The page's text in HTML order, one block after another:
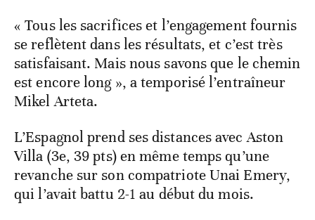
« Tous les sacrifices et l’engagement fournis
se reflètent dans les résultats, et c’est très
satisfaisant. Mais nous savons que le chemin
est encore long », a temporisé l’entraîneur
Mikel Arteta.
L’Espagnol prend ses distances avec Aston
Villa (3e, 39 pts) en même temps qu’une
revanche sur son compatriote Unai Emery,
qui l’avait battu 2-1 au début du mois.